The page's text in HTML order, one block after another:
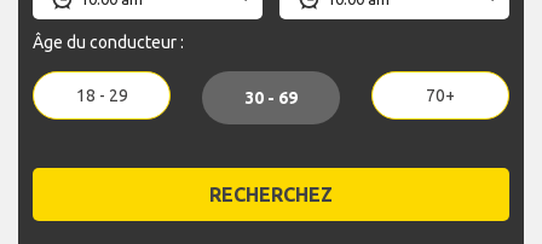
Âge du conducteur :
18 - 29 30 - 69 70+
RECHERCHEZ